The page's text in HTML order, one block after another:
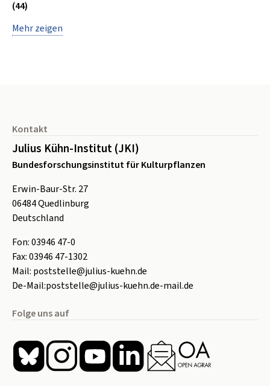
(44)
Mehr zeigen
Kontakt
Julius Kühn-Institut (JKI)
Bundesforschungsinstitut für Kulturpflanzen
Erwin-Baur-Str. 27
06484Quedlinburg
Deutschland
Fon:03946 47-0
Fax:03946 47-1302
Mail: poststelle@julius-kuehn.de
De-Mail:poststelle@julius-kuehn.de-mail.de
Folge uns auf